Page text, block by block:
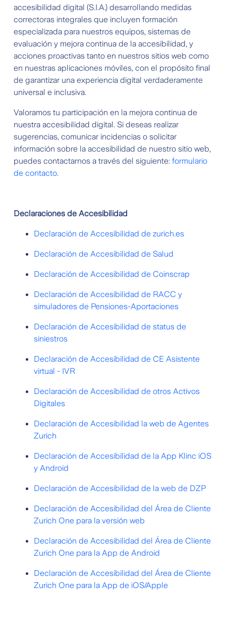
accesibilidad digital (S.I.A.) desarrollando medidas
correctoras integrales que incluyen formación
especializada para nuestros equipos, sistemas de
evaluación y mejora continua de la accesibilidad, y
acciones proactivas tanto en nuestros sitios web como
en nuestras aplicaciones móviles, con el propósito final
de garantizar una experiencia digital verdaderamente
universal e inclusiva.
Valoramos tu participación en la mejora continua de
nuestra accesibilidad digital. Si deseas realizar
sugerencias, comunicar incidencias o solicitar
información sobre la accesibilidad de nuestro sitio web,
puedes contactarnos a través del siguiente: formulario
de contacto.
Declaraciones de Accesibilidad
Declaración de Accesibilidad de zurich.es
Declaración de Accesibilidad de Salud
Declaración de Accesibilidad de Coinscrap
Declaración de Accesibilidad de RACC y
simuladores de Pensiones-Aportaciones
Declaración de Accesibilidad de status de
siniestros
Declaración de Accesibilidad de CE Asistente
virtual - IVR
Declaración de Accesibilidad de otros Activos
Digitales
Declaración de Accesibilidad la web de Agentes
Zurich
Declaración de Accesibilidad de la App Klinc iOS
y Android
Declaración de Accesibilidad de la web de DZP
Declaración de Accesibilidad del Área de Cliente
Zurich One para la versión web
Declaración de Accesibilidad del Área de Cliente
Zurich One para la App de Android
Declaración de Accesibilidad del Área de Cliente
Zurich One para la App de iOS/Apple